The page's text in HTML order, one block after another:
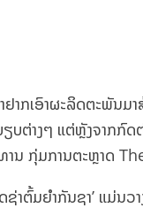
າກເອົາຜະລິດຕະພັນມ
ຕ່າງໆ ແຕ່ຫຼັງຈາກກົດ
ກຸ່ມການຕະຫຼາດ
າຕົ້ມຍຳກັນຊາ’ ແມ່ນ